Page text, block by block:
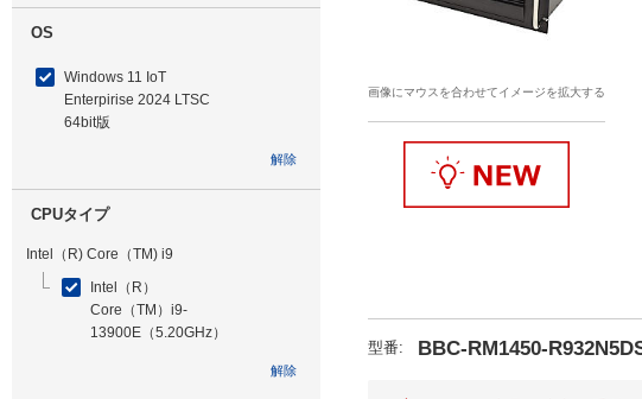
OS
Windows 11 IoT
Enterpirise 2024 LTSC
64bit版
解除
CPUタイプ
Intel（R) Core（TM) i9
Intel（R）
Core（TM）i9-
13900E（5.20GHz）
解除
画像にマウスを合わせてイメージを拡大する
型番: BBC-RM1450-